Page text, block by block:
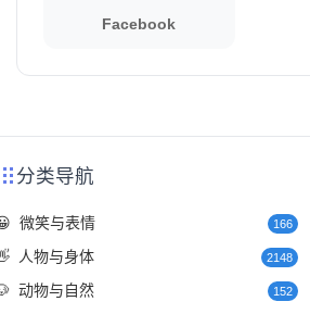
Facebook
分类导航
微笑与表情 166
人物与身体 2148
动物与自然 152